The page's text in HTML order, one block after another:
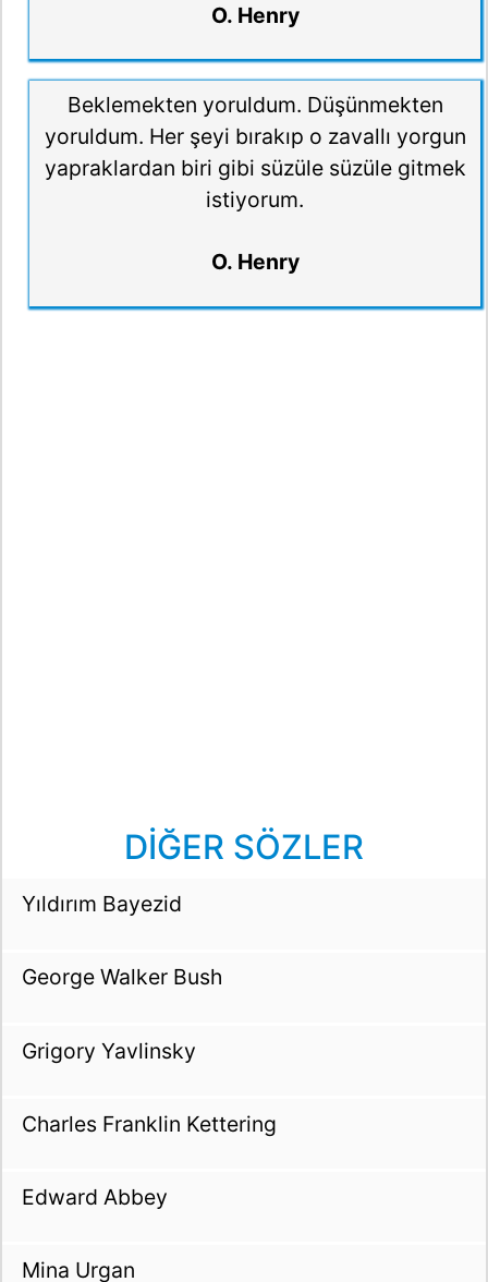
O. Henry
Beklemekten yoruldum. Düşünmekten
yoruldum. Her şeyi bırakıp o zavallı yorgun
yapraklardan biri gibi süzüle süzüle gitmek
istiyorum.
O. Henry
DİĞER SÖZLER
Yıldırım Bayezid
George Walker Bush
Grigory Yavlinsky
Charles Franklin Kettering
Edward Abbey
Mina Urgan